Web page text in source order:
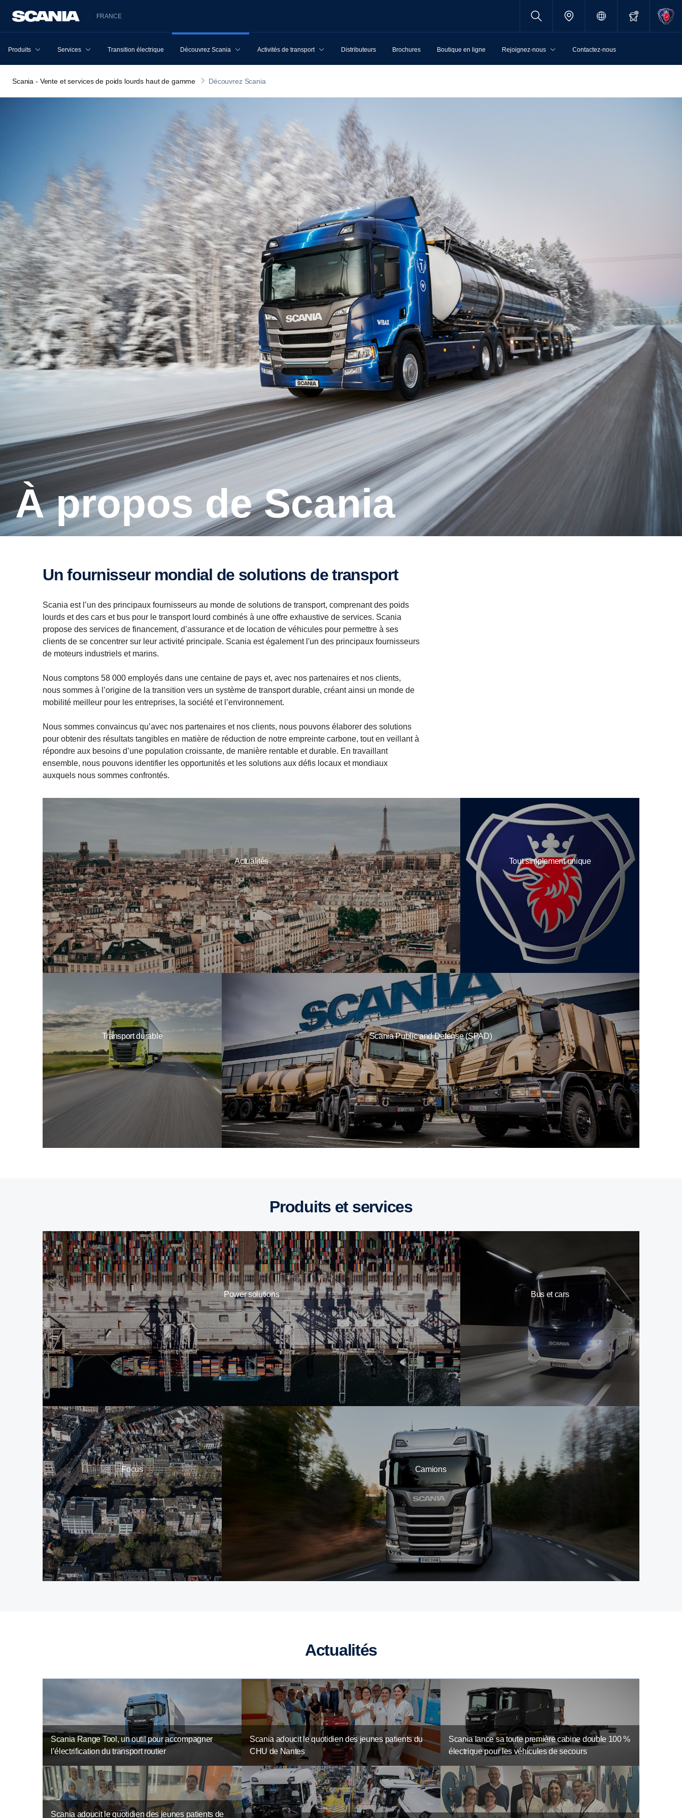
FRANCE
Produits Services Transition électrique Découvrez Scania Activités de transport Distributeurs Brochures Boutique en ligne Rejoignez-nous Contactez-nous
Scania - Vente et services de poids lourds haut de gamme Découvrez Scania
À propos de Scania
Un fournisseur mondial de solutions de transport
Scania est l’un des principaux fournisseurs au monde de solutions de transport, comprenant des poids
lourds et des cars et bus pour le transport lourd combinés à une offre exhaustive de services. Scania
propose des services de financement, d’assurance et de location de véhicules pour permettre à ses
clients de se concentrer sur leur activité principale. Scania est également l'un des principaux fournisseurs
de moteurs industriels et marins.
Nous comptons 58 000 employés dans une centaine de pays et, avec nos partenaires et nos clients,
nous sommes à l’origine de la transition vers un système de transport durable, créant ainsi un monde de
mobilité meilleur pour les entreprises, la société et l’environnement.
Nous sommes convaincus qu’avec nos partenaires et nos clients, nous pouvons élaborer des solutions
pour obtenir des résultats tangibles en matière de réduction de notre empreinte carbone, tout en veillant à
répondre aux besoins d’une population croissante, de manière rentable et durable. En travaillant
ensemble, nous pouvons identifier les opportunités et les solutions aux défis locaux et mondiaux
auxquels nous sommes confrontés.
Actualités Tout simplement unique
Transport durable Scania Public and Defense (SPAD)
Produits et services
Power solutions Bus et cars
Focus Camions
Actualités
Scania Range Tool, un outil pour accompagner
l’électrification du transport routier
Scania adoucit le quotidien des jeunes patients du
CHU de Nantes
Scania lance sa toute première cabine double 100 %
électrique pour les véhicules de secours
Scania adoucit le quotidien des jeunes patients de